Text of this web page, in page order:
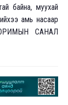
байна, муухай
амь насаар
САНАЛ